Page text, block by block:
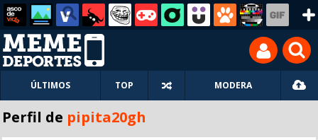
ÚLTIMOS TOP MODERA
Perfil de pipita20gh